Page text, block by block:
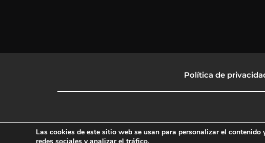
Política de
Las cookies de este sitio web se usan para personalizar el contenido